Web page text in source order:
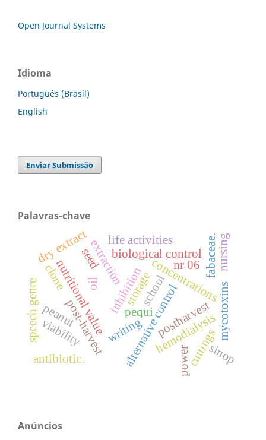
Open Journal Systems
Idioma
Português (Brasil)
English
Enviar Submissão
Palavras-chave
concentrations
inhibition
postharvest
alternative control
extraction
nutritional value
oil
pequi
biological control
post-harvest mycotoxins
peanut
fabaceae.
writing
speech genre
dry extract
hemodialysis
life activities nursing
storage
seed
viability cuttings
clone
sinop
school
antibiotic.
nr 06
power
Anúncios